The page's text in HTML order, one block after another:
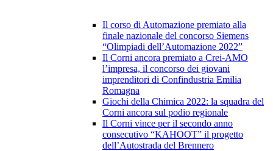
Il corso di Automazione premiato alla
finale nazionale del concorso Siemens
“Olimpiadi dell’Automazione 2022”
Il Corni ancora premiato a Crei-AMO
l’impresa, il concorso dei giovani
imprenditori di Confindustria Emilia
Romagna
Giochi della Chimica 2022: la squadra del
Corni ancora sul podio regionale
Il Corni vince per il secondo anno
consecutivo “KAHOOT” il progetto
dell’Autostrada del Brennero